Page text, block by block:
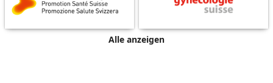
Alle anzeigen